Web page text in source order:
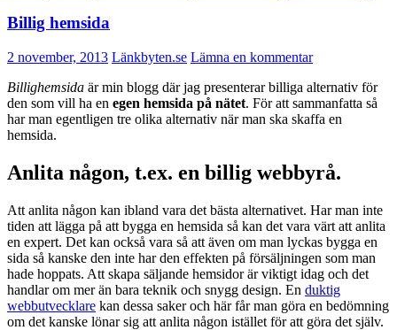
Billig hemsida
2 november, 2013 Länkbyten.se Lämna en kommentar
Billighemsida är min blogg där jag presenterar billiga alternativ för
den som vill ha en egen hemsida på nätet. För att sammanfatta så
har man egentligen tre olika alternativ när man ska skaffa en
hemsida.
Anlita någon, t.ex. en billig webbyrå.
Att anlita någon kan ibland vara det bästa alternativet. Har man inte
tiden att lägga på att bygga en hemsida så kan det vara värt att anlita
en expert. Det kan också vara så att även om man lyckas bygga en
sida så kanske den inte har den effekten på försäljningen som man
hade hoppats. Att skapa säljande hemsidor är viktigt idag och det
handlar om mer än bara teknik och snygg design. En duktig
webbutvecklare kan dessa saker och här får man göra en bedömning
om det kanske lönar sig att anlita någon istället för att göra det själv.